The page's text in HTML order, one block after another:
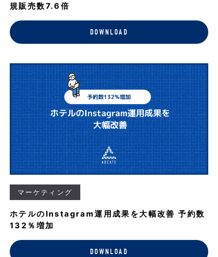
規販売数7.6倍
DOWNLOAD
マーケティング
ホテルのInstagram運用成果を大幅改善 予約数
132％増加
DOWNLOAD